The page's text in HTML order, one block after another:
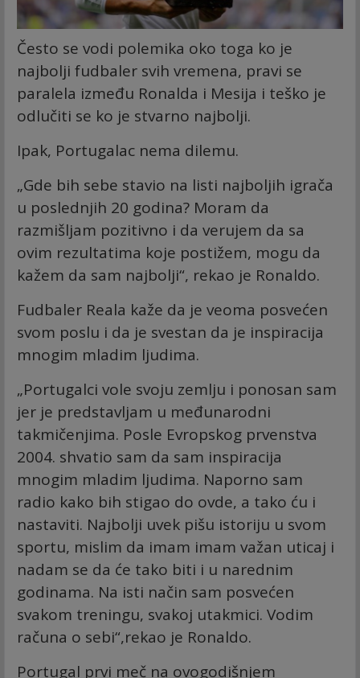
Često se vodi polemika oko toga ko je
najbolji fudbaler svih vremena, pravi se
paralela između Ronalda i Mesija i teško je
odlučiti se ko je stvarno najbolji.
Ipak, Portugalac nema dilemu.
„Gde bih sebe stavio na listi najboljih igrača
u poslednjih 20 godina? Moram da
razmišljam pozitivno i da verujem da sa
ovim rezultatima koje postižem, mogu da
kažem da sam najbolji“, rekao je Ronaldo.
Fudbaler Reala kaže da je veoma posvećen
svom poslu i da je svestan da je inspiracija
mnogim mladim ljudima.
„Portugalci vole svoju zemlju i ponosan sam
jer je predstavljam u međunarodni
takmičenjima. Posle Evropskog prvenstva
2004. shvatio sam da sam inspiracija
mnogim mladim ljudima. Naporno sam
radio kako bih stigao do ovde, a tako ću i
nastaviti. Najbolji uvek pišu istoriju u svom
sportu, mislim da imam imam važan uticaj i
nadam se da će tako biti i u narednim
godinama. Na isti način sam posvećen
svakom treningu, svakoj utakmici. Vodim
računa o sebi“,rekao je Ronaldo.
Portugal prvi meč na ovogodišnjem